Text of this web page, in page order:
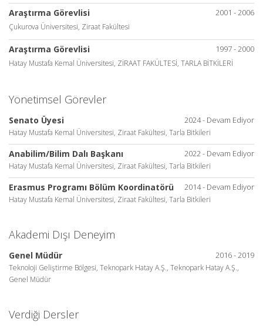
2001 - 2006
Araştırma Görevlisi
Çukurova Üniversitesi, Ziraat Fakültesi
1997 - 2000
Araştırma Görevlisi
Hatay Mustafa Kemal Üniversitesi, ZİRAAT FAKÜLTESİ, TARLA BİTKİLERİ
Yönetimsel Görevler
2024 - Devam Ediyor
Senato Üyesi
Hatay Mustafa Kemal Üniversitesi, Ziraat Fakültesi, Tarla Bitkileri
2022 - Devam Ediyor
Anabilim/Bilim Dalı Başkanı
Hatay Mustafa Kemal Üniversitesi, Ziraat Fakültesi, Tarla Bitkileri
2014 - Devam Ediyor
Erasmus Programı Bölüm Koordinatörü
Hatay Mustafa Kemal Üniversitesi, Ziraat Fakültesi, Tarla Bitkileri
Akademi Dışı Deneyim
2016 - 2019
Genel Müdür
Teknoloji Geliştirme Bölgesi, Teknopark Hatay A.Ş., Teknopark Hatay A.Ş.,
Genel Müdür
Verdiği Dersler